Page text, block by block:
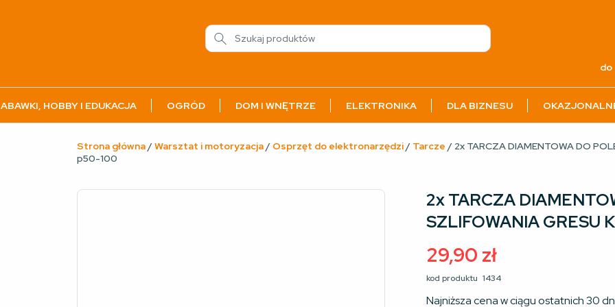
do
HOBBY I EDUKACJA OGRÓD DOM I WNĘTRZE ELEKTRONIKA DLA BIZNESU
Strona główna/ Warsztat i motoryzacja/ Osprzęt do elektronarzędzi/ Tarcze / 2x TARCZA DIAMENTOWA DO
p50-100
2x TARCZA
SZLIFOWANIA GRESU
29,90 zł
kod produktu 1434
Najniższa cena w ciągu ostatnich 30